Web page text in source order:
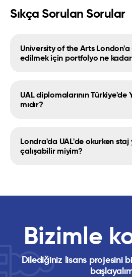
Sıkça Sorulan Sorular
University of the Arts London'a
edilmek için portfolyo ne
UAL diplomalarının Türkiye'de
mıdır?
Londra'da UAL'de okurken
çalışabilir miyim?
Bizimle
Dilediğiniz lisans projesini